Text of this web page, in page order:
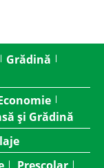
Grădină
și Grădină